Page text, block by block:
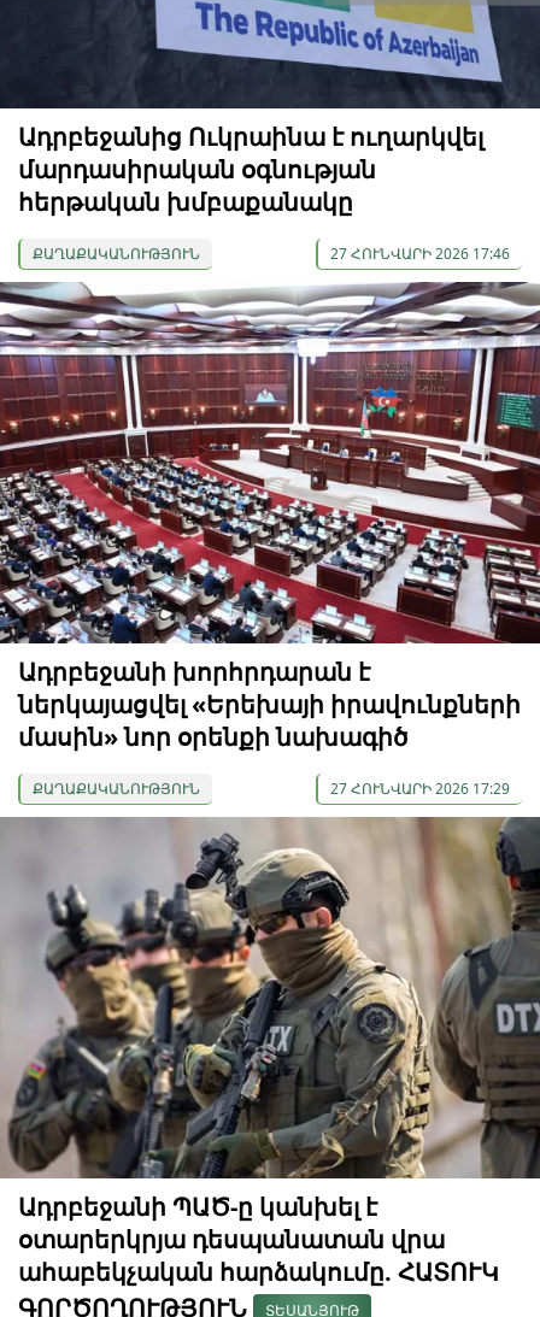
Ադրբեջանից Ուկրաինա է ուղարկվել
մարդասիրական օգնության
հերթական խմբաքանակը
ՔԱՂԱՔԱԿԱՆՈՒԹՅՈՒՆ 27 ՀՈՒՆՎԱՐԻ 2026 17:46
Ադրբեջանի խորհրդարան է
ներկայացվել «Երեխայի իրավունքների
մասին» նոր օրենքի նախագիծ
ՔԱՂԱՔԱԿԱՆՈՒԹՅՈՒՆ 27 ՀՈՒՆՎԱՐԻ 2026 17:29
Ադրբեջանի ՊԱԾ-ը կանխել է
օտարերկրյա դեսպանատան վրա
ահաբեկչական հարձակումը. ՀԱՏՈՒԿ
ԳՈՐԾՈՂՈՒԹՅՈՒՆ
ՏԵՍԱՆՅՈՒԹ